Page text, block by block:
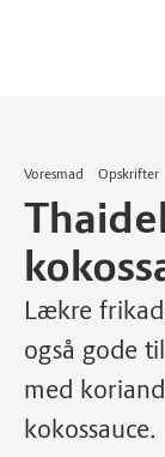
Voresmad Opskrifter
Lækre
også gode
med
kokossauce.